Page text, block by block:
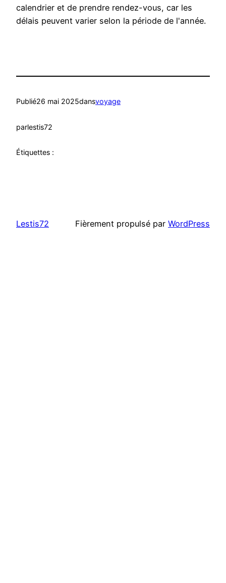
calendrier et de prendre rendez-vous, car les
délais peuvent varier selon la période de l'année.
Publié26 mai 2025dansvoyage
parlestis72
Étiquettes :
Lestis72 Fièrement propulsé par WordPress